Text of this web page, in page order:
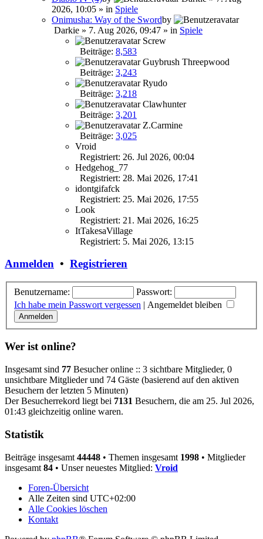
2026, 10:05 » in Spiele
Onimusha: Way of the Swordby
Darkie » 7. Aug 2026, 09:47 » in Spiele
Screw
Beiträge: 8,583
Guybrush Threepwood
Beiträge: 3,243
Ryudo
Beiträge: 3,218
Clawhunter
Beiträge: 3,201
Z.Carmine
Beiträge: 3,025
Vroid
Registriert: 26. Jul 2026, 00:04
Hedgehog_77
Registriert: 28. Mai 2026, 17:41
idontgifafck
Registriert: 25. Mai 2026, 17:55
Look
Registriert: 21. Mai 2026, 16:25
ItTakesaVillage
Registriert: 5. Mai 2026, 13:15
Anmelden • Registrieren
Benutzername:
Passwort:
Ich habe mein Passwort vergessen | Angemeldet bleiben
Wer ist online?
Insgesamt sind 77 Besucher online :: 3 sichtbare Mitglieder, 0
unsichtbare Mitglieder und 74 Gäste (basierend auf den aktiven
Besuchern der letzten 5 Minuten)
Der Besucherrekord liegt bei 7131 Besuchern, die am 25. Jul 2026,
01:43 gleichzeitig online waren.
Statistik
Beiträge insgesamt 44448 • Themen insgesamt 1998 • Mitglieder
insgesamt 84 • Unser neuestes Mitglied: Vroid
Foren-Übersicht
Alle Zeiten sind UTC+02:00
Alle Cookies löschen
Kontakt